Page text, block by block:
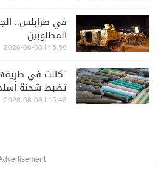
في طرابلس..
المطلوبين
15:58 | 2026-08-08
"كانت في
تضبط شحنة
15:48 | 2026-08-08